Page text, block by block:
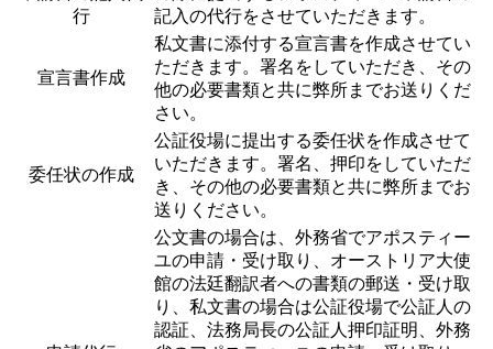
行
記入の代行をさせていただきます。
宣言書作成
私文書に添付する宣言書を作成させてい
ただきます。署名をしていただき、その
他の必要書類と共に弊所までお送りくだ
さい。
委任状の作成
公証役場に提出する委任状を作成させて
いただきます。署名、押印をしていただ
き、その他の必要書類と共に弊所までお
送りください。
公文書の場合は、外務省でアポスティー
ユの申請・受け取り、オーストリア大使
館の法廷翻訳者への書類の郵送・受け取
り、私文書の場合は公証役場で公証人の
認証、法務局長の公証人押印証明、外務